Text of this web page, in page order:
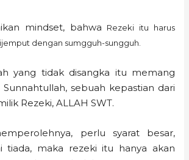
mindset, bahwa
Rezeki itu harus
dengan sumgguh-sungguh.
yang tidak disangka itu memang
sebuah kepastian dari
Rezeki, ALLAH SWT.
perlu syarat besar,
tiada, maka rezeki itu hanya akan